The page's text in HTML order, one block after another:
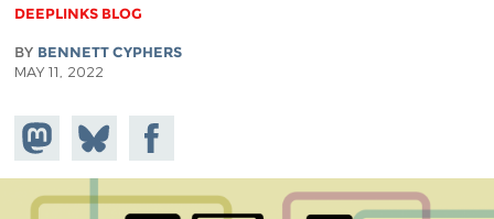
DEEPLINKS BLOG
BY BENNETT CYPHERS
MAY 11, 2022
Share on
Mastodon
Share
on
Bluesky
Share on
Facebook